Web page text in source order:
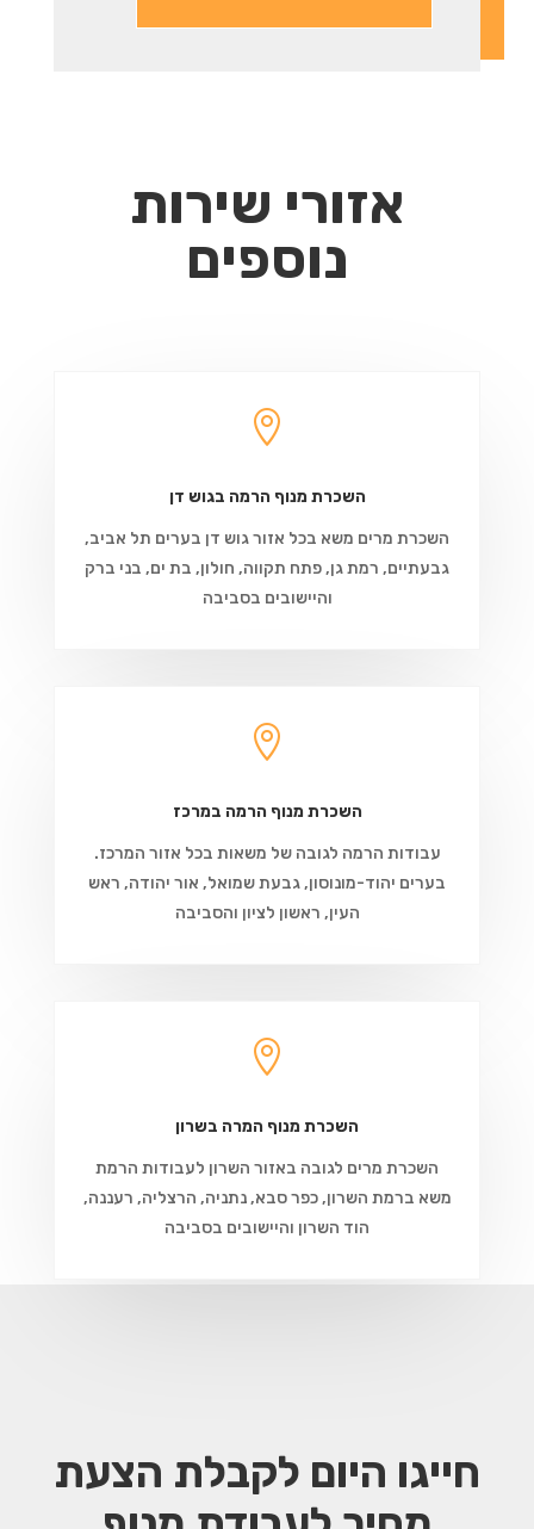
אזורי שירות
נוספים

השכרת מנוף הרמה בגוש דן
השכרת מרים משא בכל אזור גוש דן בערים תל אביב,
גבעתיים, רמת גן, פתח תקווה, חולון, בת ים, בני ברק
והיישובים בסביבה

השכרת מנוף הרמה במרכז
עבודות הרמה לגובה של משאות בכל אזור המרכז.
בערים יהוד-מונוסון, גבעת שמואל, אור יהודה, ראש
העין, ראשון לציון והסביבה

השכרת מנוף המרה בשרון
השכרת מרים לגובה באזור השרון לעבודות הרמת
משא ברמת השרון, כפר סבא, נתניה, הרצליה, רעננה,
הוד השרון והיישובים בסביבה
חייגו היום לקבלת הצעת